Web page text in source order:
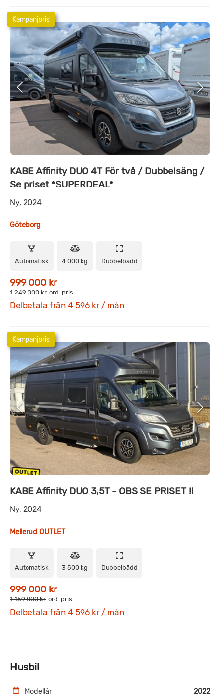
Kampanjpris
KABE Affinity DUO 4T För två / Dubbelsäng /
Se priset *SUPERDEAL*
Ny, 2024
Göteborg
Automatisk 4 000 kg Dubbelbädd
999 000 kr
1 249 000 kr ord. pris
Delbetala från 4 596 kr / mån
Kampanjpris
KABE Affinity DUO 3,5T - OBS SE PRISET !!
Ny, 2024
Mellerud OUTLET
Automatisk 3 500 kg Dubbelbädd
999 000 kr
1 159 000 kr ord. pris
Delbetala från 4 596 kr / mån
Husbil
Modellår 2022